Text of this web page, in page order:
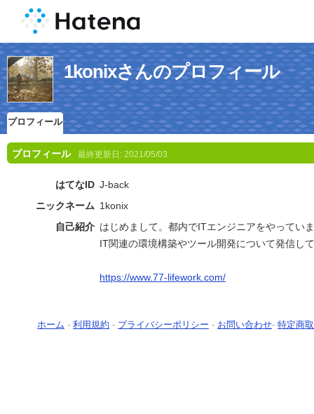
1konixさんのプロフィール
プロフィール
プロフィール 最終更新日: 2021/05/03
はてなID J-back
ニックネーム 1konix
自己紹介 はじめまして。都内でITエンジニアをやってい
IT関連の環境構築やツール開発について発信し
https://www.77-lifework.com/
ホーム - 利用規約 - プライバシーポリシー - お問い合わせ- 特定商